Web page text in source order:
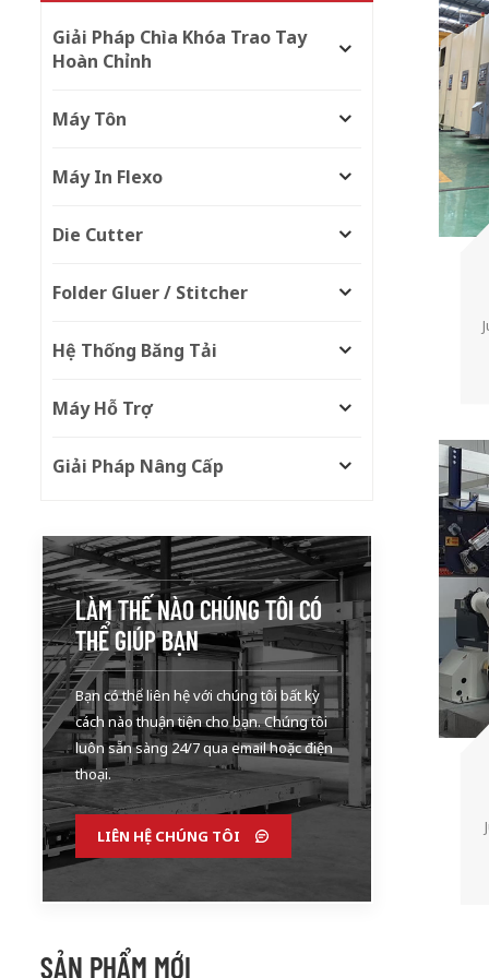
Giải Pháp Chìa Khóa Trao Tay
Hoàn Chỉnh
Máy Tôn
Máy In Flexo
Die Cutter
Folder Gluer / Stitcher
Hệ Thống Băng Tải
Máy Hỗ Trợ
Giải Pháp Nâng Cấp
LÀM THẾ NÀO CHÚNG TÔI CÓ
THỂ GIÚP BẠN
Bạn có thể liên hệ với chúng tôi bất kỳ
cách nào thuận tiện cho bạn. Chúng tôi
luôn sẵn sàng 24/7 qua email hoặc điện
thoại.
LIÊN HỆ CHÚNG TÔI
SẢN PHẨM MỚI